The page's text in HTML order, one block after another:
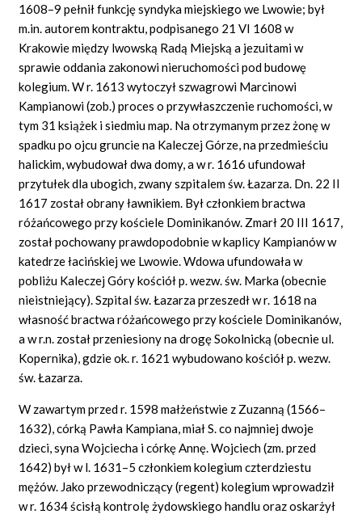
1608–9 pełnił funkcję syndyka miejskiego we Lwowie; był
m.in. autorem kontraktu, podpisanego 21 VI 1608 w
Krakowie między lwowską Radą Miejską a jezuitami w
sprawie oddania zakonowi nieruchomości pod budowę
kolegium. W r. 1613 wytoczył szwagrowi Marcinowi
Kampianowi (zob.) proces o przywłaszczenie ruchomości, w
tym 31 książek i siedmiu map. Na otrzymanym przez żonę w
spadku po ojcu gruncie na Kaleczej Górze, na przedmieściu
halickim, wybudował dwa domy, a w r. 1616 ufundował
przytułek dla ubogich, zwany szpitalem św. Łazarza. Dn. 22 II
1617 został obrany ławnikiem. Był członkiem bractwa
różańcowego przy kościele Dominikanów. Zmarł 20 III 1617,
został pochowany prawdopodobnie w kaplicy Kampianów w
katedrze łacińskiej we Lwowie. Wdowa ufundowała w
pobliżu Kaleczej Góry kościół p. wezw. św. Marka (obecnie
nieistniejący). Szpital św. Łazarza przeszedł w r. 1618 na
własność bractwa różańcowego przy kościele Dominikanów,
a w r.n. został przeniesiony na drogę Sokolnicką (obecnie ul.
Kopernika), gdzie ok. r. 1621 wybudowano kościół p. wezw.
św. Łazarza.
W zawartym przed r. 1598 małżeństwie z Zuzanną (1566–
1632), córką Pawła Kampiana, miał S. co najmniej dwoje
dzieci, syna Wojciecha i córkę Annę. Wojciech (zm. przed
1642) był w l. 1631–5 członkiem kolegium czterdziestu
mężów. Jako przewodniczący (regent) kolegium wprowadził
w r. 1634 ścisłą kontrolę żydowskiego handlu oraz oskarżył